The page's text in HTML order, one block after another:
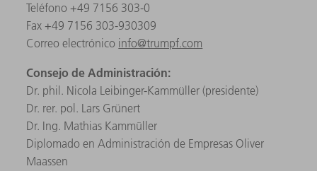
Teléfono +49 7156 303-0
Fax +49 7156 303-930309
Correo electrónico info@trumpf.com
Consejo de Administración:
Dr. phil. Nicola Leibinger-Kammüller (presidente)
Dr. rer. pol. Lars Grünert
Dr. Ing. Mathias Kammüller
Diplomado en Administración de Empresas Oliver
Maassen